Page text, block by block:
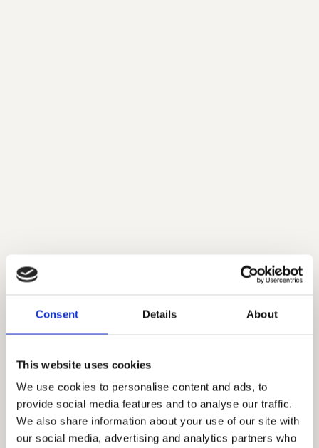
Consent Details About
This website uses cookies
We use cookies to personalise content and ads, to
provide social media features and to analyse our traffic.
We also share information about your use of our site with
our social media, advertising and analytics partners who